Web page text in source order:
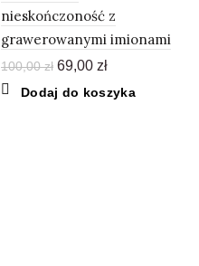
nieskończoność z
grawerowanymi imionami
100,00zł Pierwotna
wynosiła:
69,00 złAktualna
wynosi:
Dodaj do koszyka